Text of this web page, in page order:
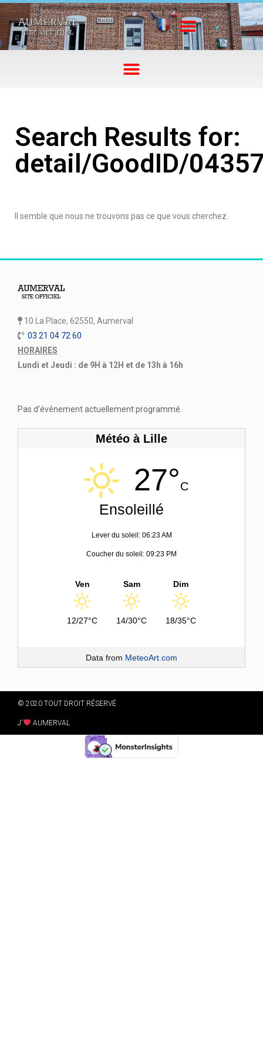
Search Results for:
detail/GoodID/
Il semble que nous ne trouvons pas ce que vous cherchez.
10 La Place, 62550, Aumerval
03 21 04 72 60
HORAIRES
Lundi et Jeudi : de 9H à 12H et de 13h à 16h
Pas d'événement actuellement programmé.
Météo à Lille
27°C
Ensoleillé
Lever du soleil: 06:23 AM
Coucher du soleil: 09:23 PM
Ven
12/27°C
Sam
14/30°C
Dim
18/35°C
Data from MeteoArt.com
© 2020 TOUT DROIT RÉSERVÉ
J' AUMERVAL